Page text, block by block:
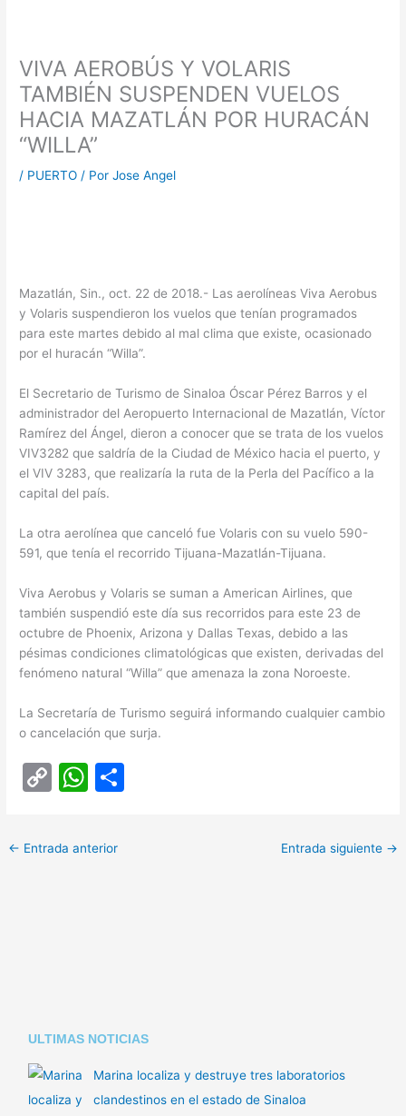
VIVA AEROBÚS Y VOLARIS
TAMBIÉN SUSPENDEN VUELOS
HACIA MAZATLÁN POR HURACÁN
“WILLA”
/ PUERTO / PorJose Angel
Mazatlán, Sin., oct. 22 de 2018.- Las aerolíneas Viva Aerobus
y Volaris suspendieron los vuelos que tenían programados
para este martes debido al mal clima que existe, ocasionado
por el huracán “Willa”.
El Secretario de Turismo de Sinaloa Óscar Pérez Barros y el
administrador del Aeropuerto Internacional de Mazatlán, Víctor
Ramírez del Ángel, dieron a conocer que se trata de los vuelos
VIV3282 que saldría de la Ciudad de México hacia el puerto, y
el VIV 3283, que realizaría la ruta de la Perla del Pacífico a la
capital del país.
La otra aerolínea que canceló fue Volaris con su vuelo 590-
591, que tenía el recorrido Tijuana-Mazatlán-Tijuana.
Viva Aerobus y Volaris se suman a American Airlines, que
también suspendió este día sus recorridos para este 23 de
octubre de Phoenix, Arizona y Dallas Texas, debido a las
pésimas condiciones climatológicas que existen, derivadas del
fenómeno natural “Willa” que amenaza la zona Noroeste.
La Secretaría de Turismo seguirá informando cualquier cambio
o cancelación que surja.
C
p
y
W
at
s
← Entrada anterior Entrada siguiente →
ULTIMAS NOTICIAS
Marina localiza y destruye tres laboratorios
clandestinos en el estado de Sinaloa